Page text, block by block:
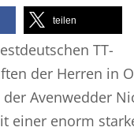
teilen
TT-
der Herren in
Avenwedder
einer enorm